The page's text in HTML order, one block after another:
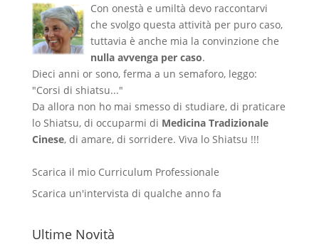
Con onestà e umiltà devo raccontarvi
che svolgo questa attività per puro caso,
tuttavia è anche mia la convinzione che
nulla avvenga per caso.
Dieci anni or sono, ferma a un semaforo, leggo:
"Corsi di shiatsu..."
Da allora non ho mai smesso di studiare, di praticare
lo Shiatsu, di occuparmi di Medicina Tradizionale
Cinese, di amare, di sorridere. Viva lo Shiatsu !!!
Scarica il mio Curriculum Professionale
Scarica un'intervista di qualche anno fa
Ultime Novità